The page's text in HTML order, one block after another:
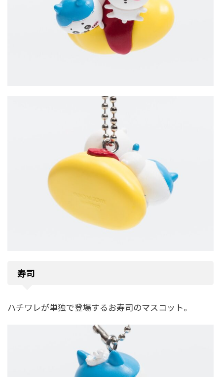
寿司
ハチワレが単独で登場するお寿司のマスコット。